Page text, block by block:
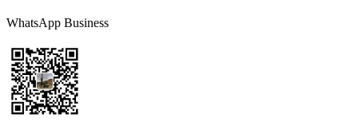
WhatsApp Business